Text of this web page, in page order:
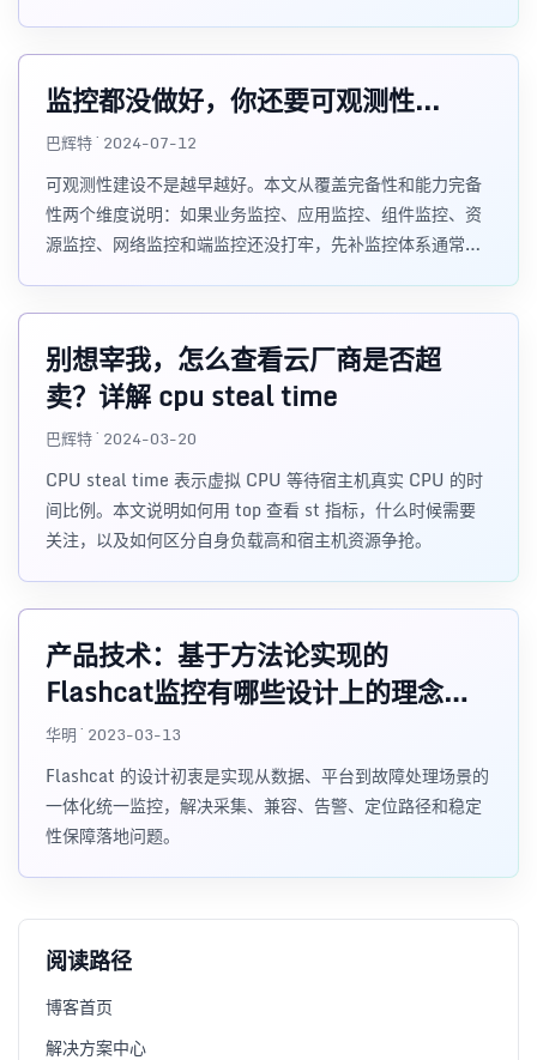
监控都没做好，你还要可观测性...
巴辉特 · 2024-07-12
可观测性建设不是越早越好。本文从覆盖完备性和能力完备
性两个维度说明：如果业务监控、应用监控、组件监控、资
源监控、网络监控和端监控还没打牢，先补监控体系通常比
别想宰我，怎么查看云厂商是否超
卖？详解 cpu steal time
巴辉特 · 2024-03-20
CPU steal time 表示虚拟 CPU 等待宿主机真实 CPU 的时
间比例。本文说明如何用 top 查看 st 指标，什么时候需要
关注，以及如何区分自身负载高和宿主机资源争抢。
产品技术：基于方法论实现的
Flashcat监控有哪些设计上的理念和
方法？
华明 · 2023-03-13
Flashcat 的设计初衷是实现从数据、平台到故障处理场景的
一体化统一监控，解决采集、兼容、告警、定位路径和稳定
性保障落地问题。
阅读路径
博客首页
解决方案中心